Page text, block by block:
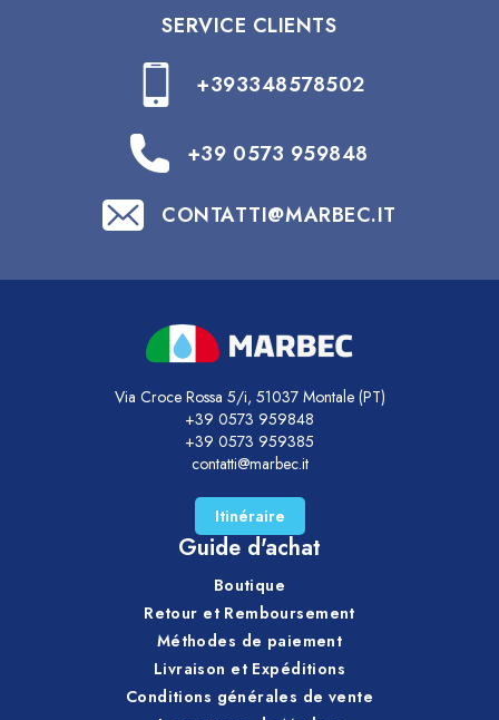
SERVICE CLIENTS
+393348578502
+39 0573 959848
CONTATTI@MARBEC.IT
Via Croce Rossa 5/i, 51037 Montale (PT)
+39 0573 959848
+39 0573 959385
contatti@marbec.it
Itinéraire
Guide d'achat
Boutique
Retour et Remboursement
Méthodes de paiement
Livraison et Expéditions
Conditions générales de vente